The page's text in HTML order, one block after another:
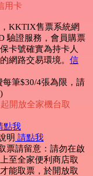
用卡
KKTIX售票系統網
驗證服務，會員購票
卡號確實為持卡人
網路交易環境。 信
筆$30/4張為限，請
開放全家機台取
點我
明 請點我
票請留意：請勿在啟
至全家便利商店取
能取票，於開放取